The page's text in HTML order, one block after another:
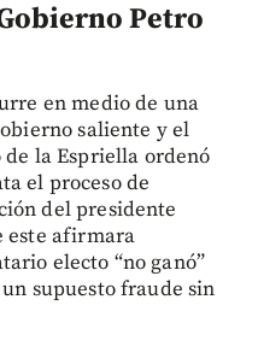
Petro
en medio de una
saliente y el
la Espriella ordenó
el proceso de
del presidente
este afirmara
electo “no ganó”
supuesto fraude sin